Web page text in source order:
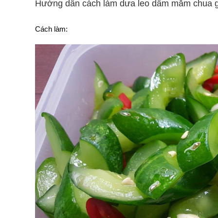
Hướng dẫn cách làm dưa leo dầm mắm chua
Cách làm: